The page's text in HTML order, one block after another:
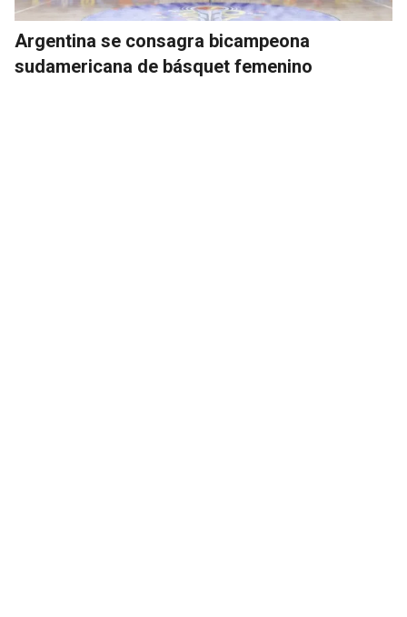
Argentina se consagra bicampeona
sudamericana de básquet femenino